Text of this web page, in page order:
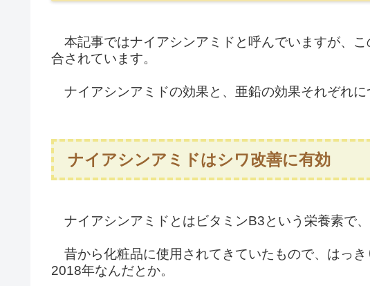
本記事ではナイアシンアミドと呼んでいますが、
合されています。
ナイアシンアミドの効果と、亜鉛の効果それぞれに
ナイアシンアミドはシワ改善に有効
ナイアシンアミドとはビタミンB3という栄養素で、
昔から化粧品に使用されてきていたもので、はっ
2018年なんだとか。